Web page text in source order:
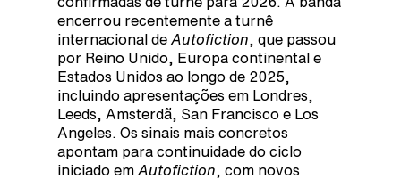
encerrou recentemente a turnê
internacional de Autofiction , que passou
por Reino Unido, Europa continental e
Estados Unidos ao longo de 2025,
incluindo apresentações em Londres,
Leeds, Amsterdã, San Francisco e Los
Angeles. Os sinais mais concretos
apontam para continuidade do ciclo
iniciado em Autofiction , com novos